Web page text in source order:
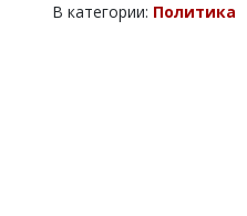
В категории: Политика